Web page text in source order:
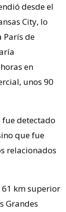
desde el
City, lo
París de
en
unos 90
fue detectado
que fue
relacionados
61 km superior
Grandes